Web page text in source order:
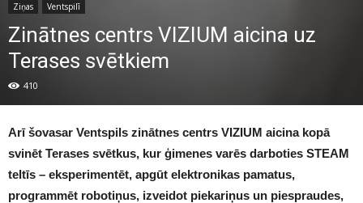
Ziņas Ventspilī
Zinātnes centrs VIZIUM aicina uz
Terases svētkiem
410
Arī šovasar Ventspils zinātnes centrs VIZIUM aicina kopā
svinēt Terases svētkus, kur ģimenes varēs darboties STEAM
teltīs – eksperimentēt, apgūt elektronikas pamatus,
programmēt robotiņus, izveidot piekariņus un piespraudes,